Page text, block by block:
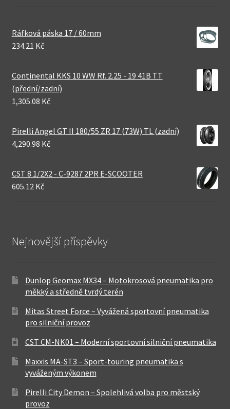
Ráfková páska 17 / 60mm
234.21 Kč
Continental KKS 10 WW Rf. 2.25 - 19 41B TT
(přední/zadní)
1,305.08 Kč
Pirelli Angel GT II 180/55 ZR 17 (73W) TL (zadní)
4,290.98 Kč
CST 8 1/2X2 - C-9287 2PR E-SCOOTER
605.12 Kč
Nejnovější příspěvky
Dunlop Geomax MX34 – Motokrosová pneumatika pro
měkký a středně tvrdý terén
Mitas Street Force – Vyvážená sportovní pneumatika
pro silniční provoz
CST CM-NK01 – Moderní sportovní silniční pneumatika
Maxxis MA-ST3 – Sport-touring pneumatika s
vyváženým výkonem
Pirelli City Demon – Spolehlivá volba pro městský
provoz